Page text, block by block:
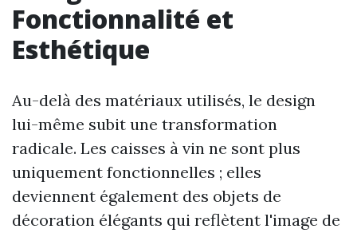
Fonctionnalité et
Esthétique
Au-delà des matériaux utilisés, le design
lui-même subit une transformation
radicale. Les caisses à vin ne sont plus
uniquement fonctionnelles ; elles
deviennent également des objets de
décoration élégants qui reflètent l'image de